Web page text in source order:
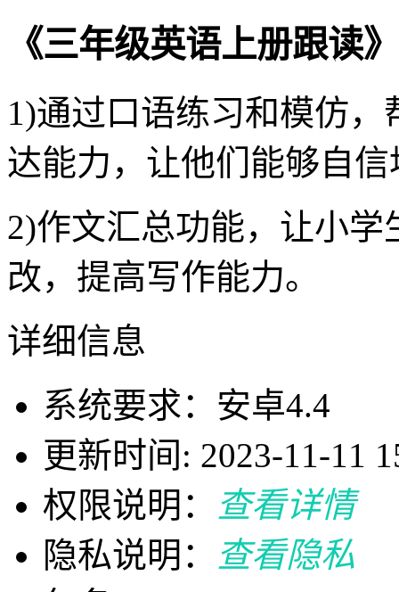
《三年级英语上册跟读
1)通过口语练习和模仿
达能力，让他们能够自
2)作文汇总功能，让小
改，提高写作能力。
详细信息
系统要求：安卓4.4
更新时间: 2023-11-11
权限说明：
查看详情
隐私说明：
查看隐私